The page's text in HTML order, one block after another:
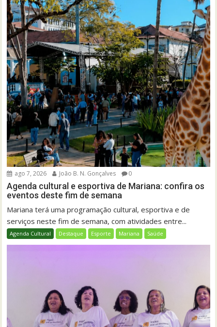
ago 7, 2026 João B. N. Gonçalves 0
Agenda cultural e esportiva de Mariana: confira os
eventos deste fim de semana
Mariana terá uma programação cultural, esportiva e de
serviços neste fim de semana, com atividades entre...
Agenda Cultural Destaque Esporte Mariana Saúde